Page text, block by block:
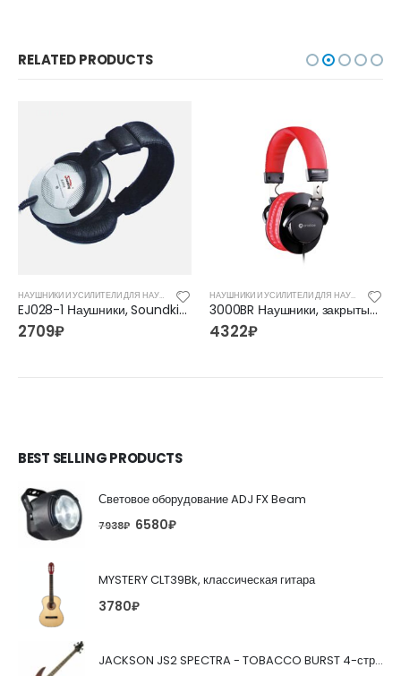
RELATED PRODUCTS
НАУШНИКИ И УСИЛИТЕЛИ ДЛЯ НАУШНИКОВ
EJ028-1 Наушники, Soundking
2709₽
НАУШНИКИ И УСИЛИТЕЛИ ДЛЯ НАУШНИКОВ
3000BR Наушники, закрытые, черный/красный, Prodipe
4322₽
BEST SELLING PRODUCTS
Световое оборудование ADJ FX Beam
7938₽ 6580₽
MYSTERY CLT39Bk, классическая гитара
3780₽
JACKSON JS2 SPECTRA - TOBACCO BURST 4-струнная бас-гитара